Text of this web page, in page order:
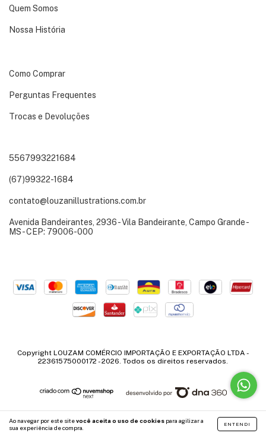
Ao navegar por este sitevocê aceita o uso de cookies para agilizar a
sua experiência de compra.
ENTENDI
Quem Somos
Nossa História
Como Comprar
Perguntas Frequentes
Trocas e Devoluções
5567993221684
(67)99322-1684
contato@louzanillustrations.com.br
Avenida Bandeirantes, 2936 - Vila Bandeirante, Campo Grande -
MS - CEP: 79006-000
Copyright LOUZAM COMÉRCIO IMPORTAÇÃO E EXPORTAÇÃO LTDA -
22361575000172 - 2026. Todos os direitos reservados.